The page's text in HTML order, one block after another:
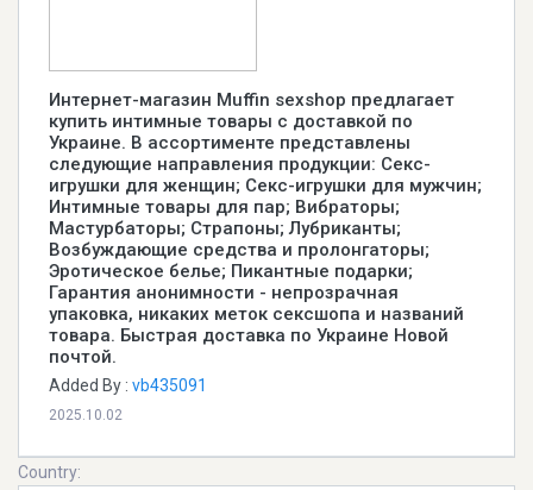
Интернет-магазин Muffin sexshop предлагает
купить интимные товары с доставкой по
Украине. В ассортименте представлены
следующие направления продукции: Секс-
игрушки для женщин; Секс-игрушки для мужчин;
Интимные товары для пар; Вибраторы;
Мастурбаторы; Страпоны; Лубриканты;
Возбуждающие средства и пролонгаторы;
Эротическое белье; Пикантные подарки;
Гарантия анонимности - непрозрачная
упаковка, никаких меток сексшопа и названий
товара. Быстрая доставка по Украине Новой
почтой.
Added By : vb435091
2025.10.02
Country: